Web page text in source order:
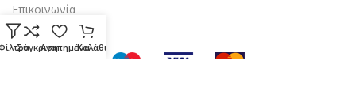
Επικοινωνία
ΣύγκρισηΑγαπημέναΚαλάθι